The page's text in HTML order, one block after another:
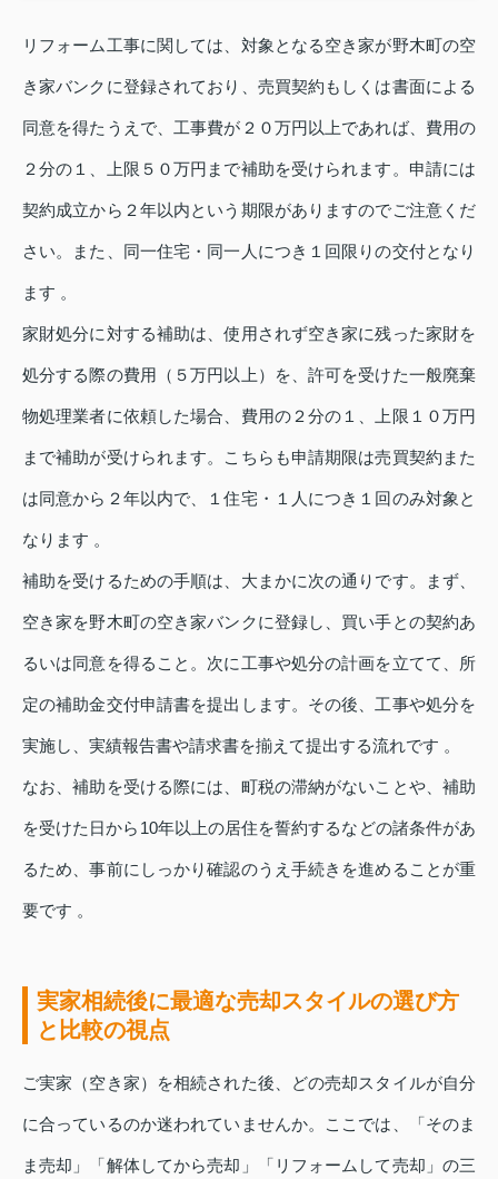
リフォーム工事に関しては、対象となる空き家が野木町の空
き家バンクに登録されており、売買契約もしくは書面による
同意を得たうえで、工事費が２０万円以上であれば、費用の
２分の１、上限５０万円まで補助を受けられます。申請には
契約成立から２年以内という期限がありますのでご注意くだ
さい。また、同一住宅・同一人につき１回限りの交付となり
ます 。
家財処分に対する補助は、使用されず空き家に残った家財を
処分する際の費用（５万円以上）を、許可を受けた一般廃棄
物処理業者に依頼した場合、費用の２分の１、上限１０万円
まで補助が受けられます。こちらも申請期限は売買契約また
は同意から２年以内で、１住宅・１人につき１回のみ対象と
なります 。
補助を受けるための手順は、大まかに次の通りです。まず、
空き家を野木町の空き家バンクに登録し、買い手との契約あ
るいは同意を得ること。次に工事や処分の計画を立てて、所
定の補助金交付申請書を提出します。その後、工事や処分を
実施し、実績報告書や請求書を揃えて提出する流れです 。
なお、補助を受ける際には、町税の滞納がないことや、補助
を受けた日から10年以上の居住を誓約するなどの諸条件があ
るため、事前にしっかり確認のうえ手続きを進めることが重
要です 。
実家相続後に最適な売却スタイルの選び方
と比較の視点
ご実家（空き家）を相続された後、どの売却スタイルが自分
に合っているのか迷われていませんか。ここでは、「そのま
ま売却」「解体してから売却」「リフォームして売却」の三